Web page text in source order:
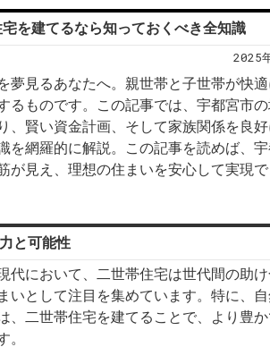
を建てるなら知っておくべき全知識
2025
夢見るあなたへ。親世帯と子世帯が快
るものです。この記事では、宇都宮市
、賢い資金計画、そして家族関係を良
を網羅的に解説。この記事を読めば、
が見え、理想の住まいを安心して実現で
と可能性
代において、二世帯住宅は世代間の助
いとして注目を集めています。特に、
、二世帯住宅を建てることで、より豊
。